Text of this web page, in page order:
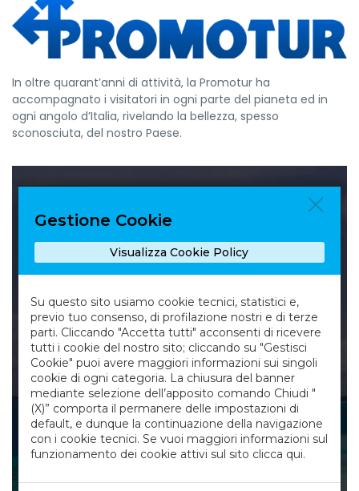
In oltre quarant’anni di attività, la Promotur ha
accompagnato i visitatori in ogni parte del pianeta ed in
ogni angolo d’Italia, rivelando la bellezza, spesso
sconosciuta, del nostro Paese.